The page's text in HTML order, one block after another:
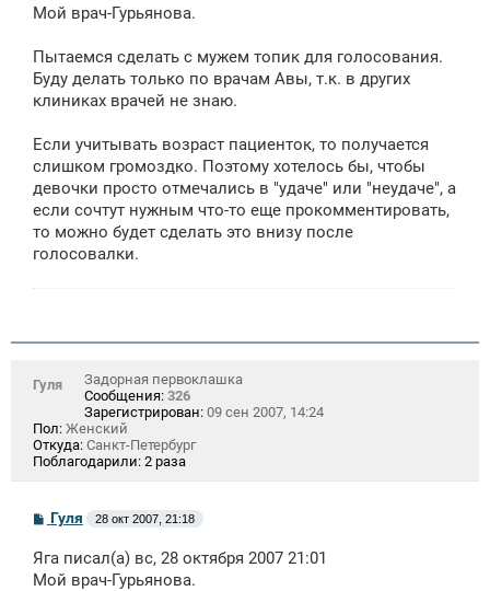
б
н
и
Мой врач-Гурьянова.
Пытаемся сделать с мужем топик для голосования.
Буду делать только по врачам Авы, т.к. в других
клиниках врачей не знаю.
Если учитывать возраст пациенток, то получается
слишком громоздко. Поэтому хотелось бы, чтобы
девочки просто отмечались в "удаче" или "неудаче", а
если сочтут нужным что-то еще прокомментировать,
то можно будет сделать это внизу после
голосовалки.
Гуля
Задорная первоклашка
Сообщения: 326
Зарегистрирован: 09 сен 2007, 14:24
Пол: Женский
Откуда: Санкт-Петербург
Поблагодарили: 2 раза
С
о
б
щ
Гуля 28 окт 2007, 21:18
Яга писал(а) вс, 28 октября 2007 21:01
Мой врач-Гурьянова.